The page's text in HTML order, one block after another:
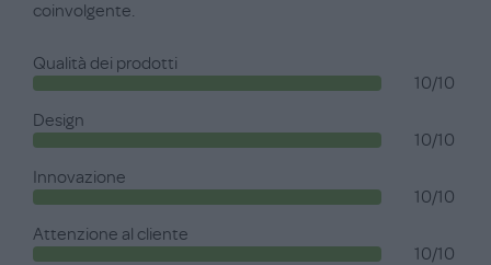
coinvolgente.
Qualità dei prodotti
10/10
Design
10/10
Innovazione
10/10
Attenzione al cliente
10/10